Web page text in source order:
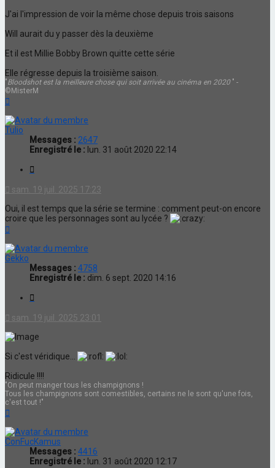
J'ai l'impression de voir la même chose depuis trois saisons
Will aurait du y passer dès la deuxième
Et il est Millie Bobby Brown quitte cette série
Elle régresse depuis la troisième saison.
"Bloodshot est la meilleure chose qui soit arrivée au cinéma en 2020 " -
©MisterM
Tulio
Messages : 2647
Enregistré le : lun. 31 août 2020 22:14
sam. 19 juil. 2025 17:23
Oui, il est temps que la série se termine : comment peut-on encore
croire que les personnages sont au lycée ?
Gekko
Messages : 4758
Enregistré le : dim. 6 sept. 2020 14:16
sam. 19 juil. 2025 23:01
Si c'est véridique...
Ridicule !!!!
"On peut manger tous les champignons !
Tous les champignons sont comestibles, certains ne le sont qu'une fois,
c'est tout !"
ConFucKamus
Messages : 4416
Enregistré le : lun. 31 août 2020 12:17